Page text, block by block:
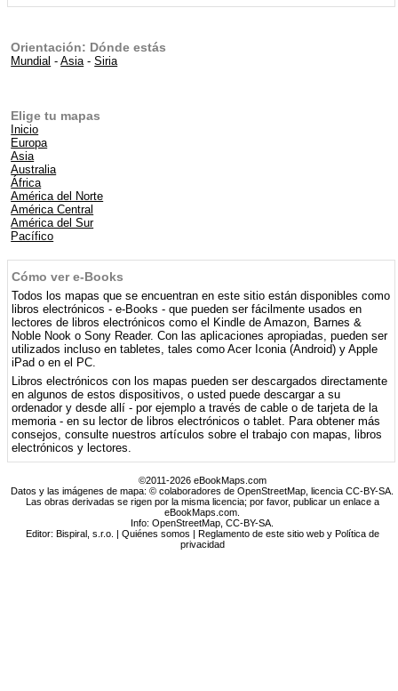
Orientación: Dónde estás
Mundial -Asia-Siria
Elige tu mapas
Inicio
Europa
Asia
Australia
África
América del Norte
América Central
América del Sur
Pacífico
Cómo ver e-Books
Todos los mapas que se encuentran en este sitio están disponibles como
libros electrónicos - e-Books - que pueden ser fácilmente usados ​​en
lectores de libros electrónicos como el Kindle de Amazon, Barnes &
Noble Nook o Sony Reader. Con las aplicaciones apropiadas, pueden ser
utilizados incluso en tabletes, tales como Acer Iconia (Android) y Apple
iPad o en el PC.
Libros electrónicos con los mapas pueden ser descargados directamente
en algunos de estos dispositivos, o usted puede descargar a su
ordenador y desde allí - por ejemplo a través de cable o de tarjeta de la
memoria - en su lector de libros electrónicos o tablet. Para obtener más
consejos, consulte nuestros artículos sobre el trabajo con mapas, libros
electrónicos y lectores.
©2011-2026 eBookMaps.com
Datos y las imágenes de mapa: © colaboradores de OpenStreetMap, licencia CC-BY-SA.
Las obras derivadas se rigen por la misma licencia; por favor, publicar un enlace a
eBookMaps.com.
Info:OpenStreetMap ,CC-BY-SA
Editor: Bispiral, s.r.o. | Quiénes somos | Reglamento de este sitio web y Política de
privacidad